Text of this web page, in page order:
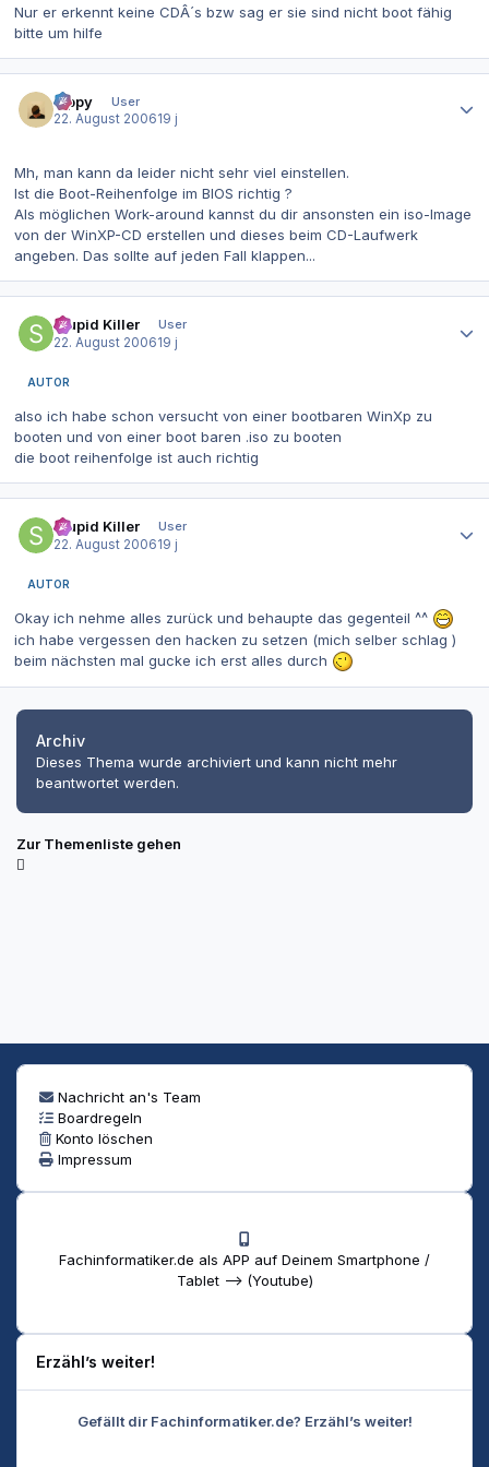
Nur er erkennt keine CDÂ´s bzw sag er sie sind nicht boot fähig
bitte um hilfe
toppy
User
22. August 200619 j
Mh, man kann da leider nicht sehr viel einstellen.
Ist die Boot-Reihenfolge im BIOS richtig ?
Als möglichen Work-around kannst du dir ansonsten ein iso-Image
von der WinXP-CD erstellen und dieses beim CD-Laufwerk
angeben. Das sollte auf jeden Fall klappen...
Stupid Killer
User
22. August 200619 j
AUTOR
also ich habe schon versucht von einer bootbaren WinXp zu
booten und von einer boot baren .iso zu booten
die boot reihenfolge ist auch richtig
Stupid Killer
User
22. August 200619 j
AUTOR
Okay ich nehme alles zurück und behaupte das gegenteil ^^
ich habe vergessen den hacken zu setzen (mich selber schlag )
beim nächsten mal gucke ich erst alles durch
Archiv
Dieses Thema wurde archiviert und kann nicht mehr
beantwortet werden.
Zur Themenliste gehen
Nachricht an's Team
Boardregeln
Konto löschen
Impressum
Fachinformatiker.de als APP auf Deinem Smartphone /
Tablet --> (Youtube)
Erzähl’s weiter!
Gefällt dir Fachinformatiker.de? Erzähl’s weiter!